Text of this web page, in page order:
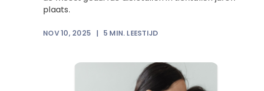
plaats.
NOV 10, 2025 | 5 MIN. LEESTIJD